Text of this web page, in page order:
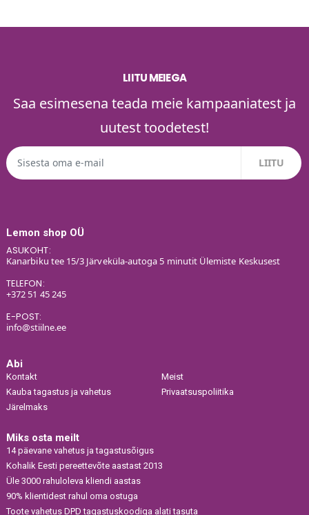
LIITU MEIEGA
Saa esimesena teada meie kampaaniatest ja
uutest toodetest!
Lemon shop OÜ
ASUKOHT:
Kanarbiku tee 15/3 Järveküla-autoga 5 minutit Ülemiste Keskusest
TELEFON:
+372 51 45 245
E-POST:
info@stiilne.ee
Abi
Kontakt
Kauba tagastus ja vahetus
Järelmaks
Meist
Privaatsuspoliitika
Miks osta meilt
14 päevane vahetus ja tagastusõigus
Kohalik Eesti pereettevõte aastast 2013
Üle 3000 rahuloleva kliendi aastas
90% klientidest rahul oma ostuga
Toote vahetus DPD tagastuskoodiga alati tasuta